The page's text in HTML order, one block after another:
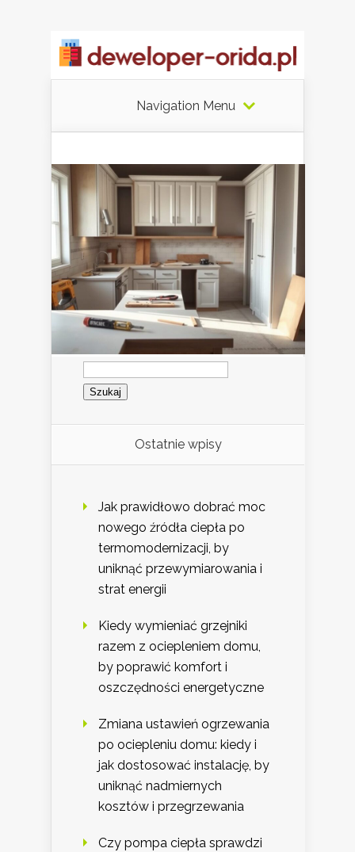
Navigation Menu
Szukaj:
Ostatnie wpisy
Jak prawidłowo dobrać moc
nowego źródła ciepła po
termomodernizacji, by
uniknąć przewymiarowania i
strat energii
Kiedy wymieniać grzejniki
razem z ociepleniem domu,
by poprawić komfort i
oszczędności energetyczne
Zmiana ustawień ogrzewania
po ociepleniu domu: kiedy i
jak dostosować instalację, by
uniknąć nadmiernych
kosztów i przegrzewania
Czy pompa ciepła sprawdzi